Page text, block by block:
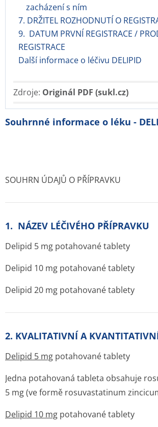
zacházení s ním
7. DRŽITEL ROZHODNUTÍ O
9. DATUM PRVNÍ REGISTRACE /
REGISTRACE
Další informace o léčivu DELIPID
Zdroje: Originál PDF (sukl.cz)
Souhrnné informace o léku -
SOUHRN ÚDAJŮ O PŘÍPRAVKU
1. NÁZEV LÉČIVÉHO PŘÍPRAVKU
Delipid 5 mg potahované tablety
Delipid 10 mg potahované tablety
Delipid 20 mg potahované tablety
2. KVALITATIVNÍ A
Delipid 5 mg potahované tablety
Jedna potahovaná tableta obsahuje
5 mg (ve formě rosuvastatinum
Delipid 10 mg potahované tablety